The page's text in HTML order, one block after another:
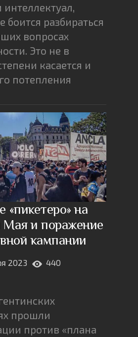
интеллектуал,
боится разбираться
вопросах
Это не в
касается и
потепления
«пикетеро» на
и поражение
кампании
2023 440
прошли
против «плана